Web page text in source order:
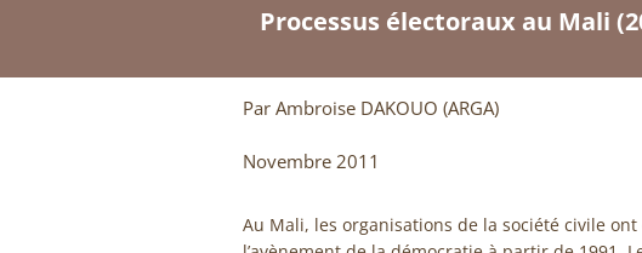
Processus électoraux au Mali
Par Ambroise DAKOUO (ARGA)
Novembre 2011
Au Mali, les organisations de la société civile